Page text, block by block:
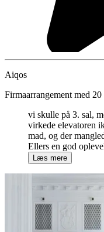
Aiqos
Firmaarrangement med 20
vi skulle på 3. sal,
virkede elevatoren
mad, og der
Ellers en god
Læs mere